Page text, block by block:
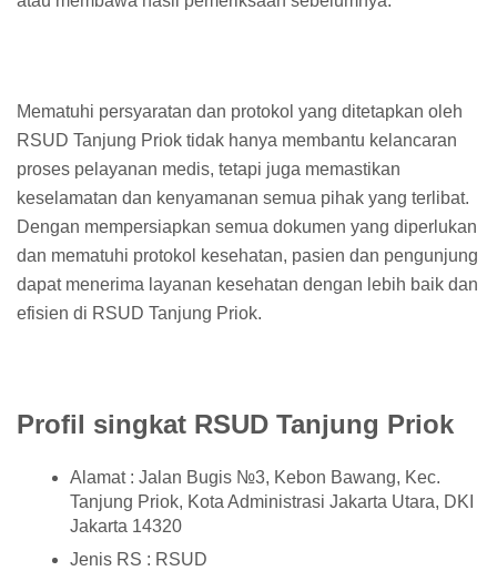
Mematuhi persyaratan dan protokol yang ditetapkan oleh
RSUD Tanjung Priok tidak hanya membantu kelancaran
proses pelayanan medis, tetapi juga memastikan
keselamatan dan kenyamanan semua pihak yang terlibat.
Dengan mempersiapkan semua dokumen yang diperlukan
dan mematuhi protokol kesehatan, pasien dan pengunjung
dapat menerima layanan kesehatan dengan lebih baik dan
efisien di RSUD Tanjung Priok.
Profil singkat RSUD Tanjung Priok
Alamat : Jalan Bugis №3, Kebon Bawang, Kec.
Tanjung Priok, Kota Administrasi Jakarta Utara, DKI
Jakarta 14320
Jenis RS : RSUD